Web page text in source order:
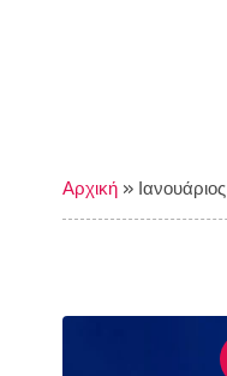
Αρχική » Ιανουάριος